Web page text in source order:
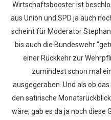
Wirtschaftsbooster ist
aus Union und SPD ja auch
scheint für Moderator
bis auch die Bundeswehr
einer Rückkehr zur
zumindest schon mal
ausgegeraben. Und als ob
den satirische
wäre, gab es da ja noch diese